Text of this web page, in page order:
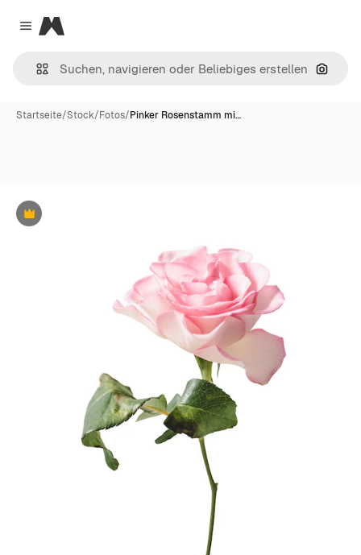
Close menu
Magnific
Nach
Startseite/Stock/Fotos/Pinker Rosenstamm mi…
Premium